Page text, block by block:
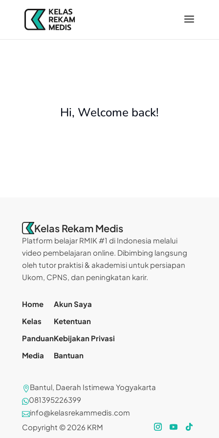
Hi, Welcome back!
Kelas Rekam Medis
Platform belajar RMIK #1 di Indonesia melalui
video pembelajaran online. Dibimbing langsung
oleh tutor praktisi & akademisi untuk persiapan
Ukom, CPNS, dan peningkatan karir.
Home
Kelas
Panduan
Media
Akun Saya
Ketentuan
Kebijakan Privasi
Bantuan
Bantul, Daerah Istimewa Yogyakarta
081395226399
info@kelasrekammedis.com
Copyright © 2026 KRM